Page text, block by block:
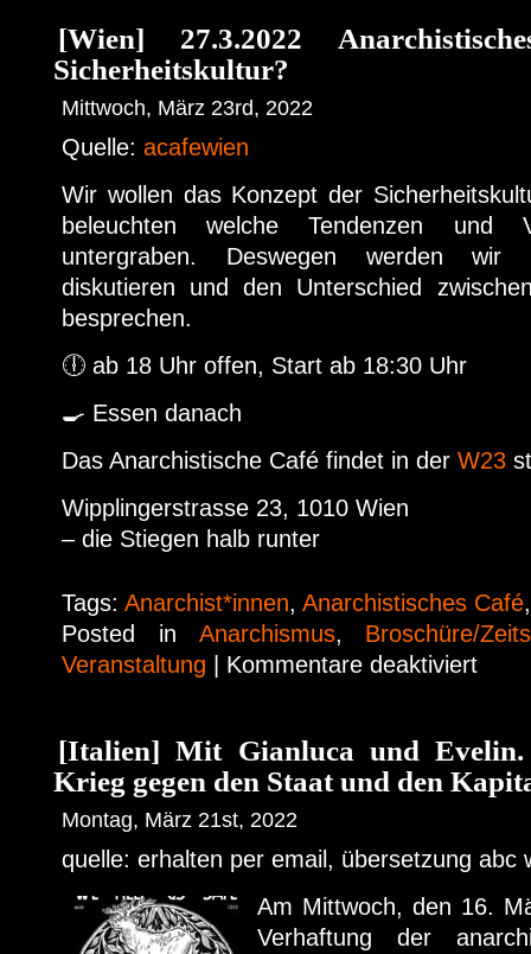
[Wien] 27.3.2022
Sicherheitskultur?
Mittwoch, März 23rd, 2022
Quelle: acafewien
Wir wollen das Konzept der
beleuchten welche Tendenzen und
untergraben. Deswegen werden wir
diskutieren und den Unterschied
besprechen.
🕕 ab 18 Uhr offen, Start ab 18:30 Uhr
🍳 Essen danach
Das Anarchistische Café findet in der W23
Wipplingerstrasse 23, 1010 Wien
– die Stiegen halb runter
Tags: Anarchist*innen, Anarchistisches Café
Posted in Anarchismus, Broschüre/
Veranstaltung
Kommentare deaktiviert
[Italien] Mit Gianluca und Evelin.
Krieg gegen den Staat und den
Montag, März 21st, 2022
quelle: erhalten per email, übersetzung abc
Am Mittwoch, den 16.
Verhaftung der